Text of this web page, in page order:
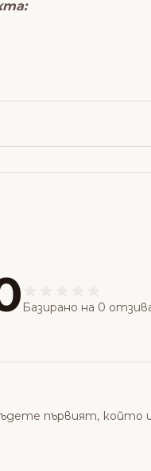
Базирано на 0
първият, който